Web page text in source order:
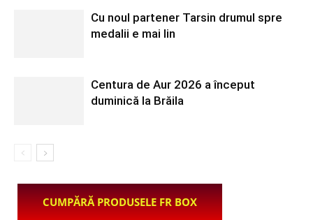
Cu noul partener Tarsin drumul spre
medalii e mai lin
Centura de Aur 2026 a început
duminică la Brăila
CUMPĂRĂ PRODUSELE FR BOX